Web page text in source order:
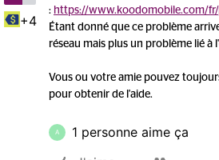
+4
: https://www.koodomobile.com/
Étant donné que ce problème
réseau mais plus un problème lié à
Vous ou votre amie pouvez
pour obtenir de l'aide.
A
1 personne aime ça